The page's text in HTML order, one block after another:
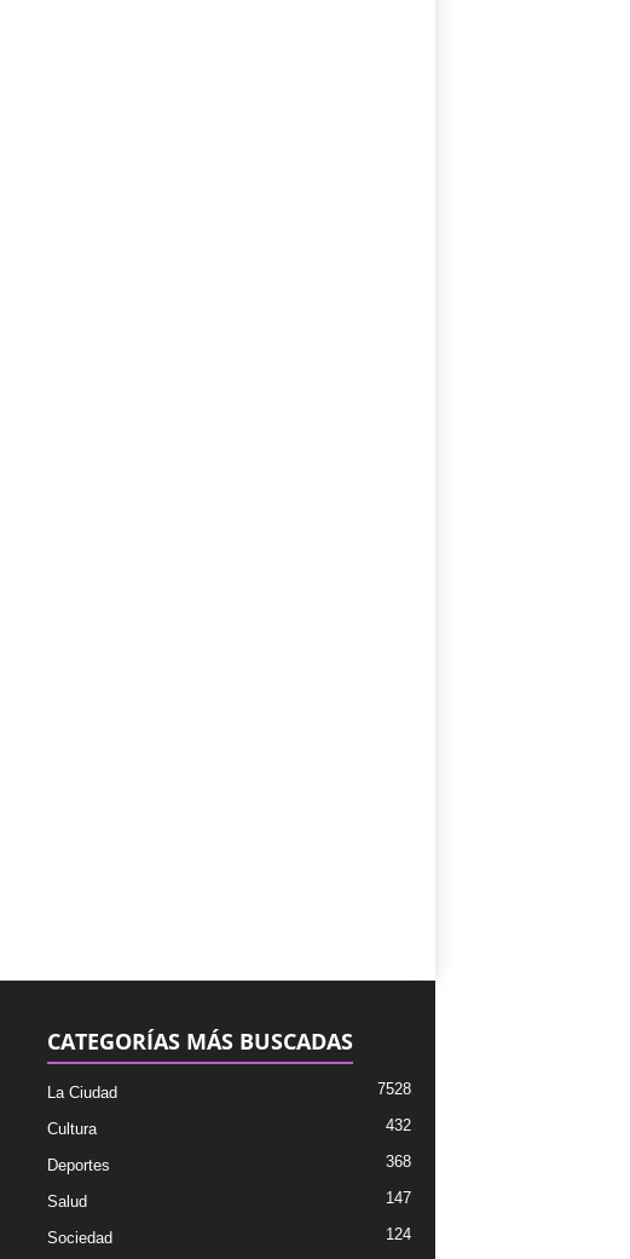
CATEGORÍAS MÁS BUSCADAS
La Ciudad 7528
Cultura 432
Deportes 368
Salud 147
Sociedad 124